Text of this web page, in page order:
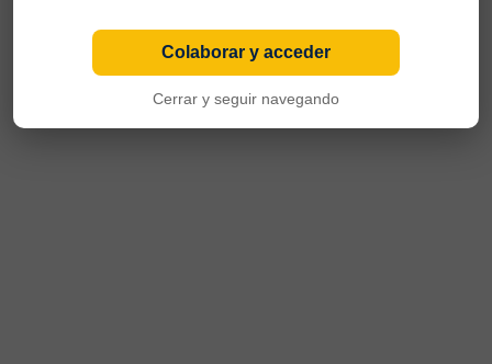
Colaborar y acceder
Cerrar y seguir navegando